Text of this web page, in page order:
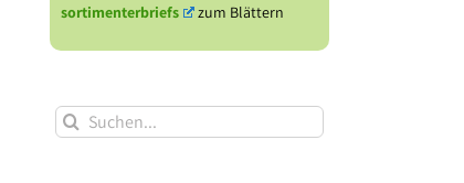
sortimenterbriefs
zum Blättern
Suche
nach: